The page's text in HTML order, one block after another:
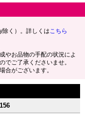
く）。詳しくはこちら
やお品物の手配の状況によ
でご了承くださいませ。
合がございます。